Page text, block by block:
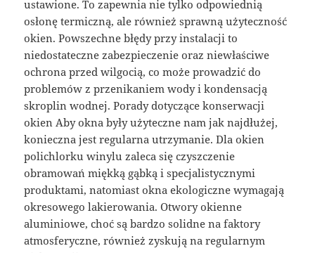
ustawione. To zapewnia nie tylko odpowiednią
osłonę termiczną, ale również sprawną użyteczność
okien. Powszechne błędy przy instalacji to
niedostateczne zabezpieczenie oraz niewłaściwe
ochrona przed wilgocią, co może prowadzić do
problemów z przenikaniem wody i kondensacją
skroplin wodnej. Porady dotyczące konserwacji
okien Aby okna były użyteczne nam jak najdłużej,
konieczna jest regularna utrzymanie. Dla okien
polichlorku winylu zaleca się czyszczenie
obramowań miękką gąbką i specjalistycznymi
produktami, natomiast okna ekologiczne wymagają
okresowego lakierowania. Otwory okienne
aluminiowe, choć są bardzo solidne na faktory
atmosferyczne, również zyskują na regularnym